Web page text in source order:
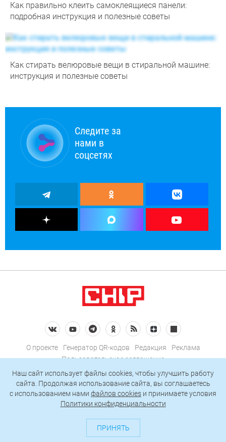
Как правильно клеить самоклеящиеся панели:
подробная инструкция и полезные советы
Как стирать велюровые вещи в стиральной машине:
инструкция и полезные советы
Следите за
нами в
соцсетях
О проекте Генератор QR-кодов Редакция
Реклама
Пользовательское соглашение
Политика конфиденциальности
Подписаться на рассылку
127018, Москва, ул. Полковая, д. 3, стр. 4, помещение I, комн. 23
Наш сайт использует файлы cookies, чтобы улучшить работу
сайта. Продолжая использование сайта, вы соглашаетесь
c использованием нами файлов cookies и принимаете условия
Политики конфиденциальности
ПРИНЯТЬ